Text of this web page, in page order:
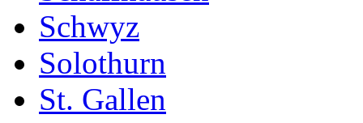
Schwyz
Solothurn
St. Gallen